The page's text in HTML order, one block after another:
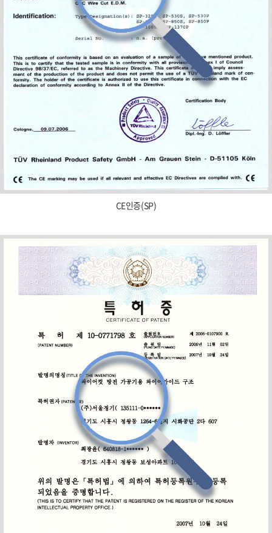
CE인증(SP)